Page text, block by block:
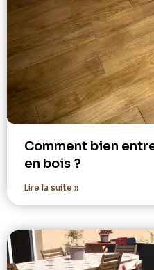
Comment bien
en bois ?
Lire la suite »